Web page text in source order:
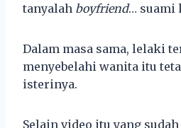
tanyalah boyfriend… suami
Dalam masa sama, lelaki
menyebelahi wanita itu
isterinya.
Selain video itu yang